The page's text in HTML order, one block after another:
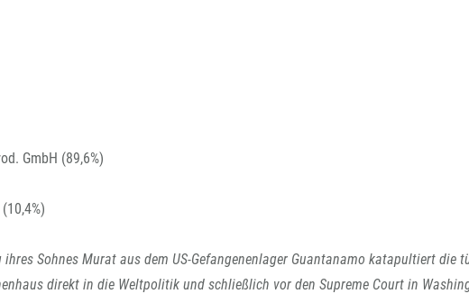
GmbH (89,6%)
Sohnes Murat aus dem US-Gefangenenlager Guantanamo katapultiert die
direkt in die Weltpolitik und schließlich vor den Supreme Court in